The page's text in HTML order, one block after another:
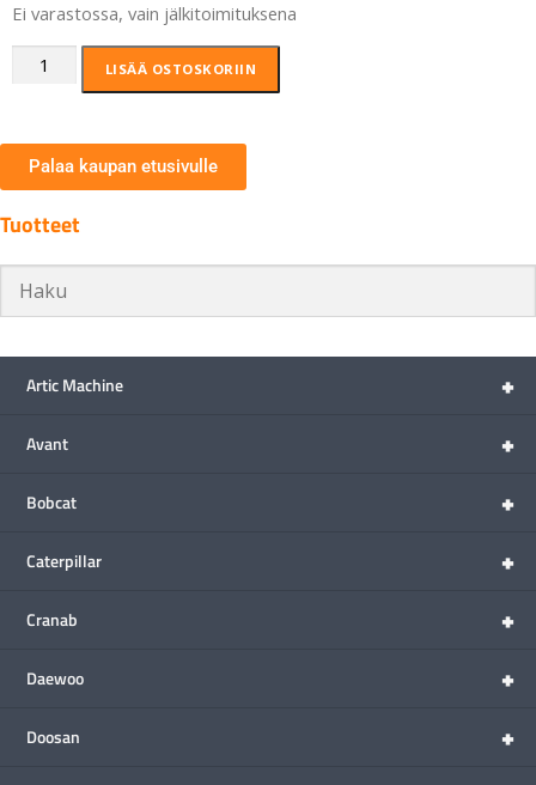
Ei varastossa, vain jälkitoimituksena
LISÄÄ OSTOSKORIIN
Palaa kaupan etusivulle
Tuotteet
+
Artic Machine
+
Avant
+
Bobcat
+
Caterpillar
+
Cranab
+
Daewoo
+
Doosan